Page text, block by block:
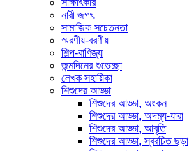
সাক্ষাৎকার
নারী জগৎ
সামাজিক সচেতনতা
স্মরণীয়-বরণীয়
শিল্প-বাণিজ্য
জন্মদিনের শুভেচ্ছা
লেখক সহায়িকা
শিশুদের আড্ডা
শিশুদের আড্ডা, অংকন
শিশুদের আড্ডা, অদম্য-যারা
শিশুদের আড্ডা, আবৃতি
শিশুদের আড্ডা, স্বরচিত ছড়া